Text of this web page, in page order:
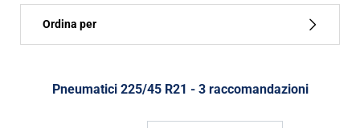
Run flat
Ordina per
Tipo di pneumatico
Pneumatici ‎225/45 R21 - 3 raccomandazioni